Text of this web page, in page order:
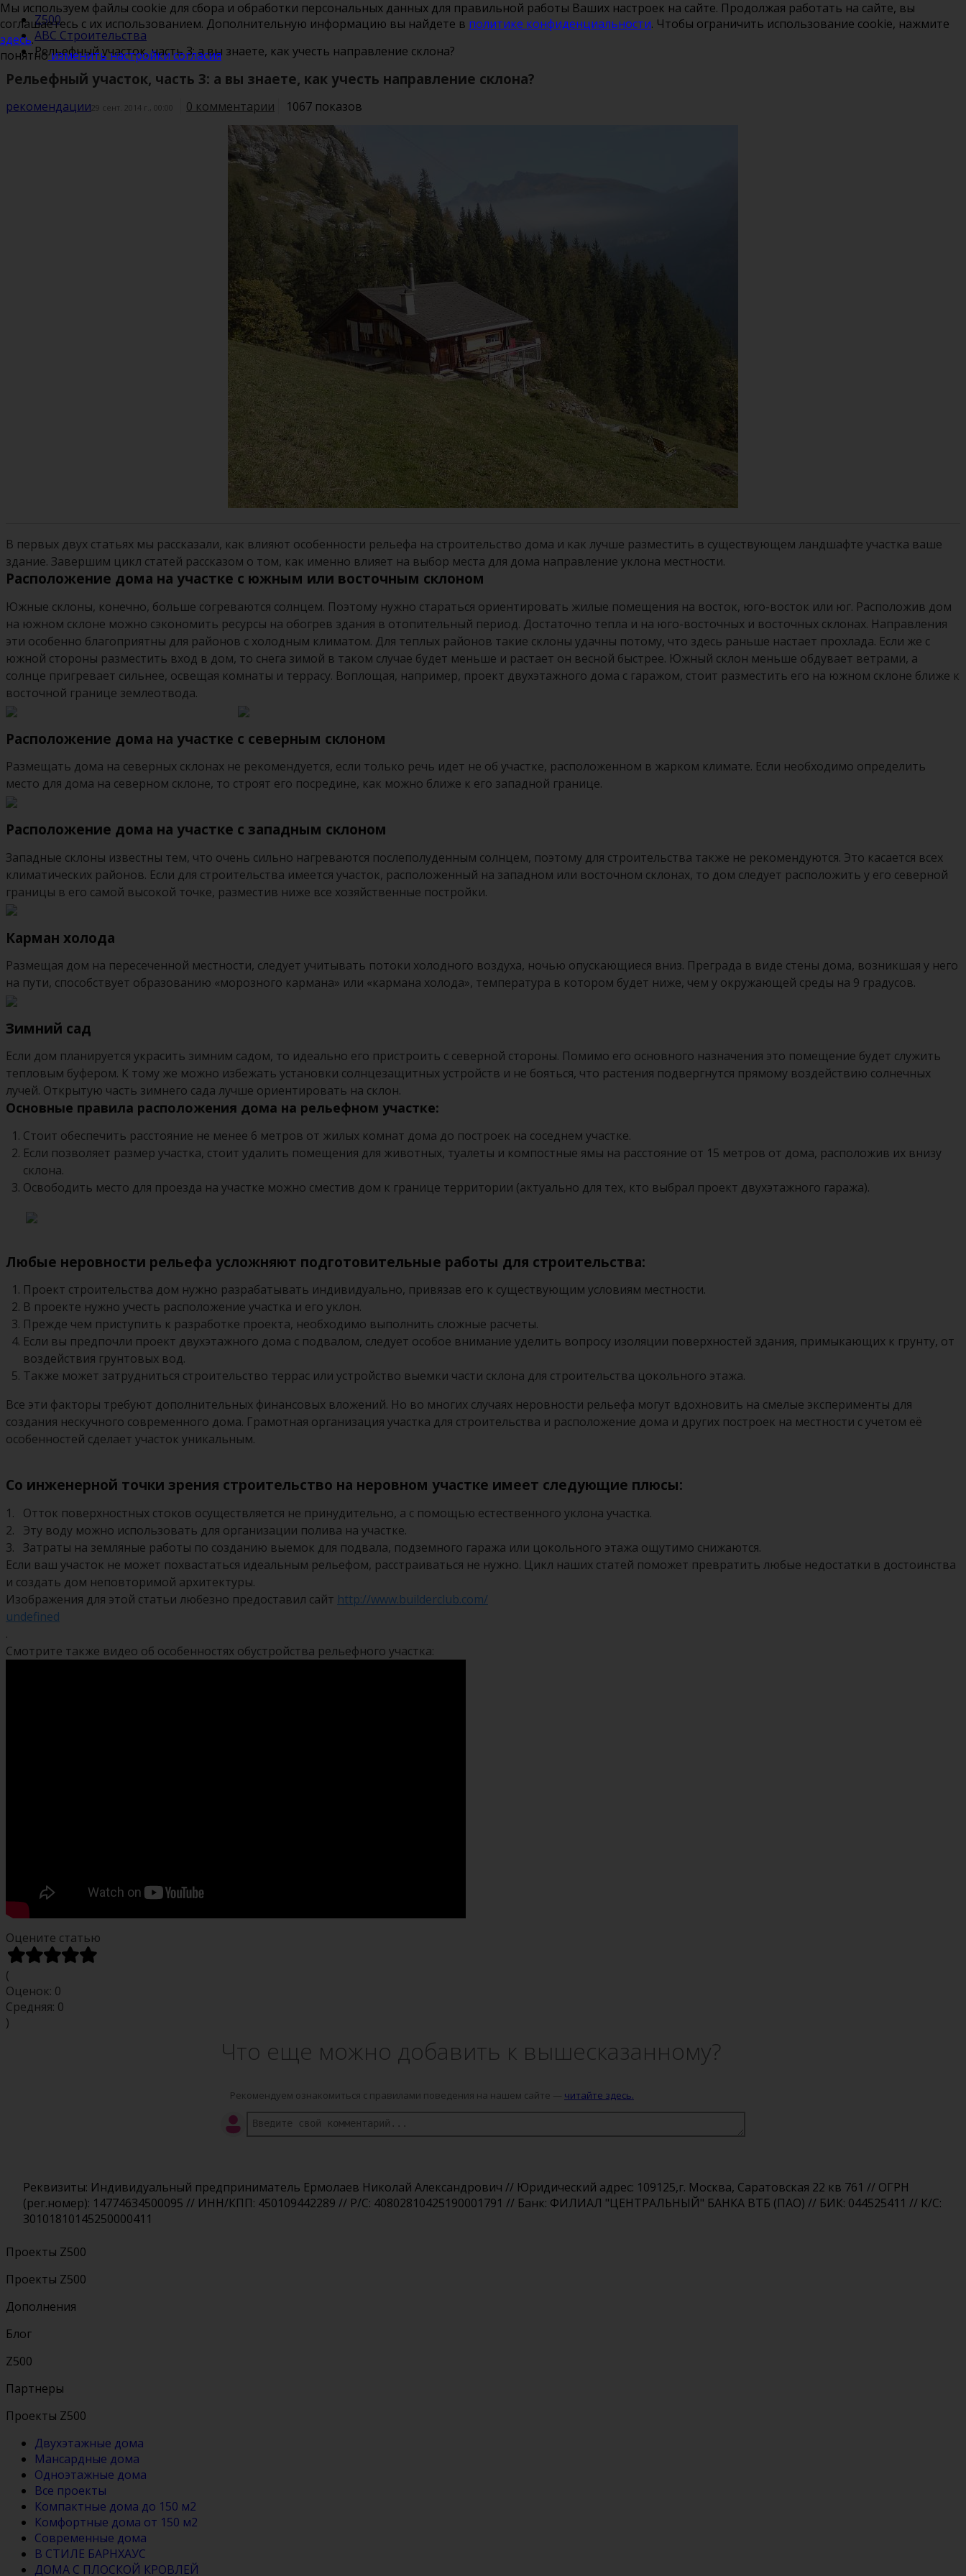
Z500
ABC Строительства
Рельефный участок, часть 3: а вы знаете, как учесть направление склона?
Рельефный участок, часть 3: а вы знаете, как учесть направление склона?
рекомендации29 сент. 2014 г., 00:00 0 комментарии 1067 показов
В первых двух статьях мы рассказали, как влияют особенности рельефа на строительство дома и как лучше разместить в существующем ландшафте участка ваше
здание. Завершим цикл статей рассказом о том, как именно влияет на выбор места для дома направление уклона местности.
Расположение дома на участке с южным или восточным склоном
Южные склоны, конечно, больше согреваются солнцем. Поэтому нужно стараться ориентировать жилые помещения на восток, юго-восток или юг. Расположив дом
на южном склоне можно сэкономить ресурсы на обогрев здания в отопительный период. Достаточно тепла и на юго-восточных и восточных склонах. Направления
эти особенно благоприятны для районов с холодным климатом. Для теплых районов такие склоны удачны потому, что здесь раньше настает прохлада. Если же с
южной стороны разместить вход в дом, то снега зимой в таком случае будет меньше и растает он весной быстрее. Южный склон меньше обдувает ветрами, а
солнце пригревает сильнее, освещая комнаты и террасу. Воплощая, например, проект двухэтажного дома с гаражом, стоит разместить его на южном склоне ближе к
восточной границе землеотвода.
Расположение дома на участке с северным склоном
Размещать дома на северных склонах не рекомендуется, если только речь идет не об участке, расположенном в жарком климате. Если необходимо определить
место для дома на северном склоне, то строят его посредине, как можно ближе к его западной границе.
Расположение дома на участке с западным склоном
Западные склоны известны тем, что очень сильно нагреваются послеполуденным солнцем, поэтому для строительства также не рекомендуются. Это касается всех
климатических районов. Если для строительства имеется участок, расположенный на западном или восточном склонах, то дом следует расположить у его северной
границы в его самой высокой точке, разместив ниже все хозяйственные постройки.
Карман холода
Размещая дом на пересеченной местности, следует учитывать потоки холодного воздуха, ночью опускающиеся вниз. Преграда в виде стены дома, возникшая у него
на пути, способствует образованию «морозного кармана» или «кармана холода», температура в котором будет ниже, чем у окружающей среды на 9 градусов.
Зимний сад
Если дом планируется украсить зимним садом, то идеально его пристроить с северной стороны. Помимо его основного назначения это помещение будет служить
тепловым буфером. К тому же можно избежать установки солнцезащитных устройств и не бояться, что растения подвергнутся прямому воздействию солнечных
лучей. Открытую часть зимнего сада лучше ориентировать на склон.
Основные правила расположения дома на рельефном участке:
Стоит обеспечить расстояние не менее 6 метров от жилых комнат дома до построек на соседнем участке.
Если позволяет размер участка, стоит удалить помещения для животных, туалеты и компостные ямы на расстояние от 15 метров от дома, расположив их внизу
склона.
Освободить место для проезда на участке можно сместив дом к границе территории (актуально для тех, кто выбрал проект двухэтажного гаража).
Любые неровности рельефа усложняют подготовительные работы для строительства:
Проект строительства дом нужно разрабатывать индивидуально, привязав его к существующим условиям местности.
В проекте нужно учесть расположение участка и его уклон.
Прежде чем приступить к разработке проекта, необходимо выполнить сложные расчеты.
Если вы предпочли проект двухэтажного дома с подвалом, следует особое внимание уделить вопросу изоляции поверхностей здания, примыкающих к грунту, от
воздействия грунтовых вод.
Также может затрудниться строительство террас или устройство выемки части склона для строительства цокольного этажа.
Все эти факторы требуют дополнительных финансовых вложений. Но во многих случаях неровности рельефа могут вдохновить на смелые эксперименты для
создания нескучного современного дома. Грамотная организация участка для строительства и расположение дома и других построек на местности с учетом её
особенностей сделает участок уникальным.
Со инженерной точки зрения строительство на неровном участке имеет следующие плюсы:
1. Отток поверхностных стоков осуществляется не принудительно, а с помощью естественного уклона участка.
2. Эту воду можно использовать для организации полива на участке.
3. Затраты на земляные работы по созданию выемок для подвала, подземного гаража или цокольного этажа ощутимо снижаются.
Если ваш участок не может похвастаться идеальным рельефом, расстраиваться не нужно. Цикл наших статей поможет превратить любые недостатки в достоинства
и создать дом неповторимой архитектуры.
Изображения для этой статьи любезно предоставил сайт http://www.builderclub.com/
undefined
.
Смотрите также видео об особенностях обустройства рельефного участка:
Оцените статью
(
Оценок: 0
Средняя: 0
)
Что еще можно добавить к вышесказанному?
Рекомендуем ознакомиться с правилами поведения на нашем сайте — читайте здесь.
Реквизиты: Индивидуальный предприниматель Ермолаев Николай Александрович // Юридический адрес: 109125,г. Москва, Саратовская 22 кв 761 // ОГРН
(рег.номер): 14774634500095 // ИНН/КПП: 450109442289 // Р/С: 40802810425190001791 // Банк: ФИЛИАЛ "ЦЕНТРАЛЬНЫЙ" БАНКА ВТБ (ПАО) // БИК: 044525411 // К/С:
30101810145250000411
Проекты Z500
Проекты Z500
Дополнения
Блог
Z500
Партнеры
Проекты Z500
Двухэтажные дома
Мансардные дома
Одноэтажные дома
Все проекты
Компактные дома до 150 м2
Комфортные дома от 150 м2
Современные дома
В СТИЛЕ БАРНХАУС
ДОМА С ПЛОСКОЙ КРОВЛЕЙ
Мы используем файлы cookie для сбора и обработки персональных данных для правильной работы Ваших настроек на сайте. Продолжая работать на сайте, вы
соглашаетесь с их использованием. Дополнительную информацию вы найдете в политике конфиденциальности. Чтобы ограничить использование cookie, нажмите
здесь.
понятноизменить настройки согласия